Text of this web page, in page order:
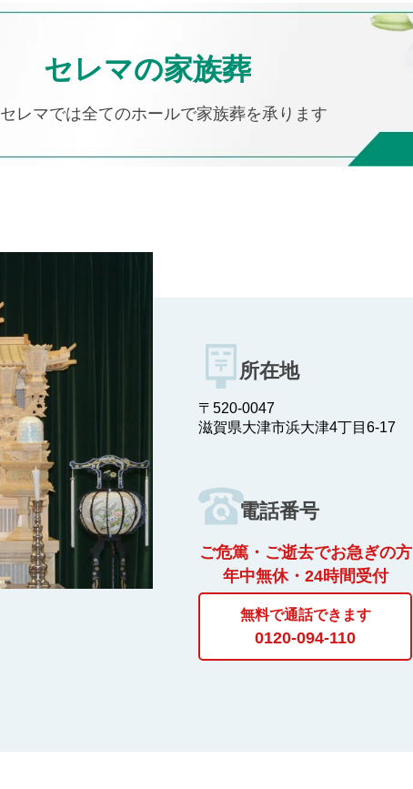
セレマの家族葬
セレマでは全てのホールで家族葬を承ります
所在地
〒520-0047
滋賀県大津市浜大津4丁目6-17
電話番号
ご危篤・ご逝去でお急ぎの方
年中無休・24時間受付
無料で通話できます
0120-094-110